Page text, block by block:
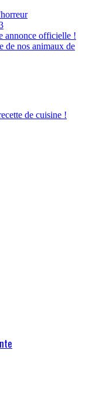
annonce officielle !
de nos animaux de
de cuisine !